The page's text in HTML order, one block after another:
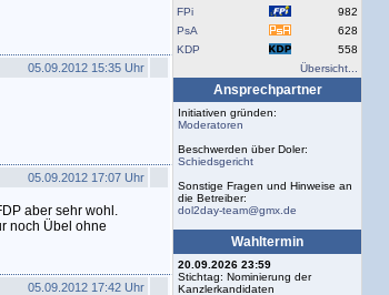
05.09.2012 15:35 Uhr
05.09.2012 17:07 Uhr
aber sehr wohl.
noch Übel ohne
05.09.2012 17:42 Uhr
FPi
982
PsA
628
KDP
558
Übersicht...
Ansprechpartner
Initiativen gründen:
Moderatoren
Beschwerden über Doler:
Schiedsgericht
Sonstige Fragen und Hinweise an
die Betreiber:
dol2day-team@gmx.de
Wahltermin
20.09.2026 23:59
Stichtag: Nominierung der
Kanzlerkandidaten